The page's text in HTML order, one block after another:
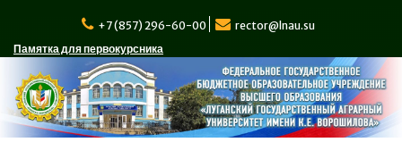
содержимому
+7 (857) 296-60-00
rector@lnau.su
Памятка для первокурсника